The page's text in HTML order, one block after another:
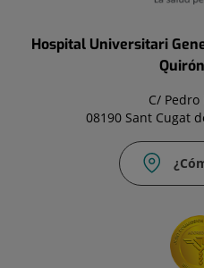
Hospital Universitari
C/ Pedro
08190 Sant Cugat